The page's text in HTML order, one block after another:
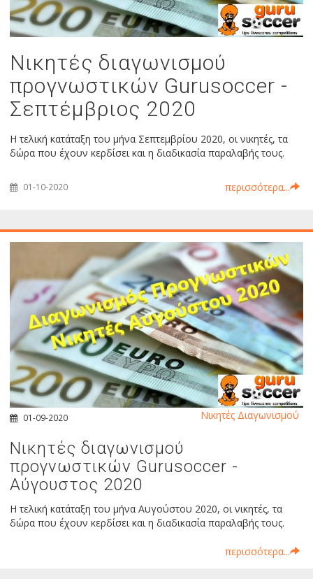
Νικητές διαγωνισμού
προγνωστικών Gurusoccer -
Σεπτέμβριος 2020
Η τελική κατάταξη του μήνα Σεπτεμβρίου 2020, οι νικητές, τα
δώρα που έχουν κερδίσει και η διαδικασία παραλαβής τους.
περισσότερα...
01-10-2020
01-09-2020
Νικητές διαγωνισμού
προγνωστικών Gurusoccer -
Αύγουστος 2020
Η τελική κατάταξη του μήνα Αυγούστου 2020, οι νικητές, τα
δώρα που έχουν κερδίσει και η διαδικασία παραλαβής τους.
περισσότερα...
Νικητές Διαγωνισμού